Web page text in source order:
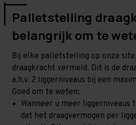
Palletstelling
belangrijk om te
Bij elke palletstelling op onze
draagkracht vermeld. Dit is de
a.h.v. 2 liggerniveaus bij een
Goed om te weten:
Wanneer u meer liggerniveaus
dat het draagvermogen per